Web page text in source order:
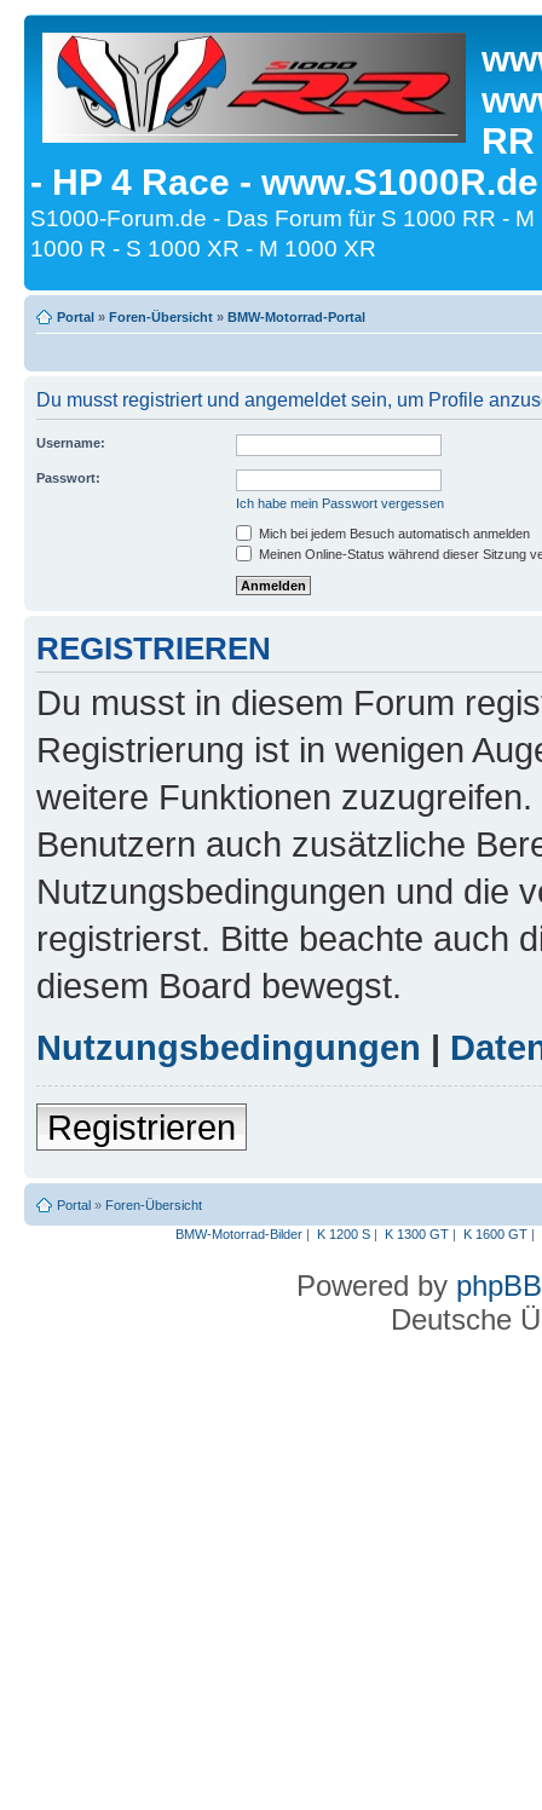
- HP 4 Race -
S1000-Forum.de - Das Forum für S 1000 RR -
1000 R - S 1000 XR - M 1000 XR
Portal » Foren-Übersicht » BMW-Motorrad-Portal
Du musst registriert und angemeldet sein, um Profile
Username:
Passwort:
Ich habe mein Passwort vergessen
Mich bei jedem Besuch automatisch anmelden
Meinen Online-Status während dieser Sitzung
REGISTRIEREN
Du musst in diesem Forum
Registrierung ist in wenigen
weitere Funktionen
Benutzern auch zusätzliche
Nutzungsbedingungen und die
registrierst. Bitte beachte auch
diesem Board bewegst.
Nutzungsbedingungen |
Registrieren
Portal » Foren-Übersicht
BMW-Motorrad-Bilder| K 1200 S| K 1300 GT| K 1600 GT|
Powered by phpBB
Deutsche